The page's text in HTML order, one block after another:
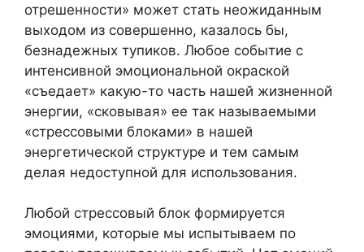
отрешенности» может стать неожиданным
выходом из совершенно, казалось бы,
безнадежных тупиков. Любое событие с
интенсивной эмоциональной окраской
«съедает» какую-то часть нашей жизненной
энергии, «сковывая» ее так называемыми
«стрессовыми блоками» в нашей
энергетической структуре и тем самым
делая недоступной для использования.
Любой стрессовый блок формируется
эмоциями, которые мы испытываем по